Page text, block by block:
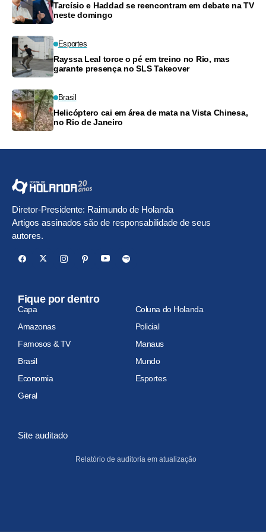
Tarcísio e Haddad se reencontram em debate na TV
neste domingo
Esportes
Rayssa Leal torce o pé em treino no Rio, mas
garante presença no SLS Takeover
Brasil
Helicóptero cai em área de mata na Vista Chinesa,
no Rio de Janeiro
Diretor-Presidente: Raimundo de Holanda
Artigos assinados são de responsabilidade de seus
autores.
Fique por dentro
Capa
Coluna do Holanda
Amazonas
Policial
Famosos & TV
Manaus
Brasil
Mundo
Economia
Esportes
Geral
Site auditado
Relatório de auditoria em atualização